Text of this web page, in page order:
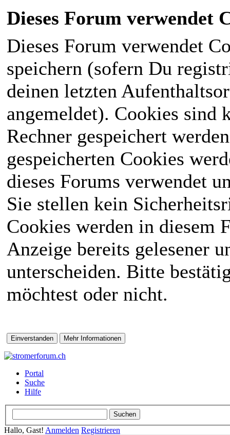
Dieses Forum verwendet
Dieses Forum verwendet
speichern (sofern Du
deinen letzten
angemeldet). Cookies sind
Rechner gespeichert
gespeicherten Cookies
dieses Forums verwendet
Sie stellen kein
Cookies werden in diesem
Anzeige bereits gelesener
unterscheiden. Bitte
möchtest oder nicht.
Portal
Suche
Hilfe
Hallo, Gast! Anmelden Registrieren